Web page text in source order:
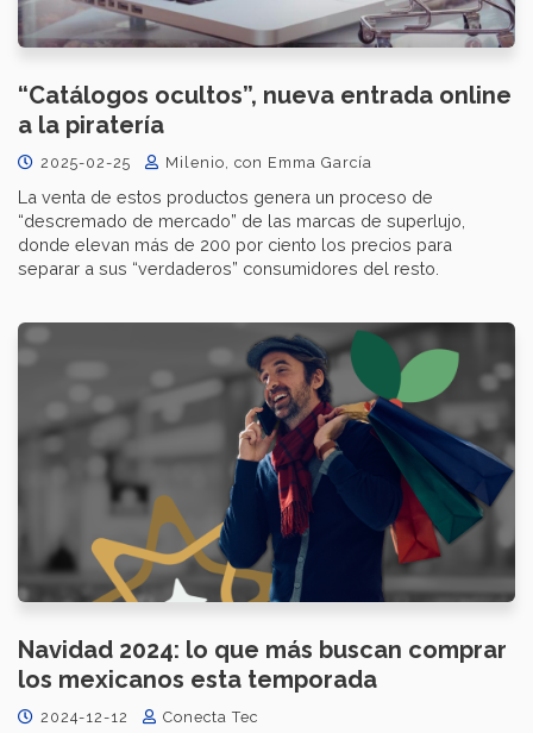
“Catálogos ocultos”, nueva entrada online
a la piratería
2025-02-25 Milenio, con Emma García
La venta de estos productos genera un proceso de
“descremado de mercado” de las marcas de superlujo,
donde elevan más de 200 por ciento los precios para
separar a sus “verdaderos” consumidores del resto.
Navidad 2024: lo que más buscan comprar
los mexicanos esta temporada
2024-12-12 Conecta Tec